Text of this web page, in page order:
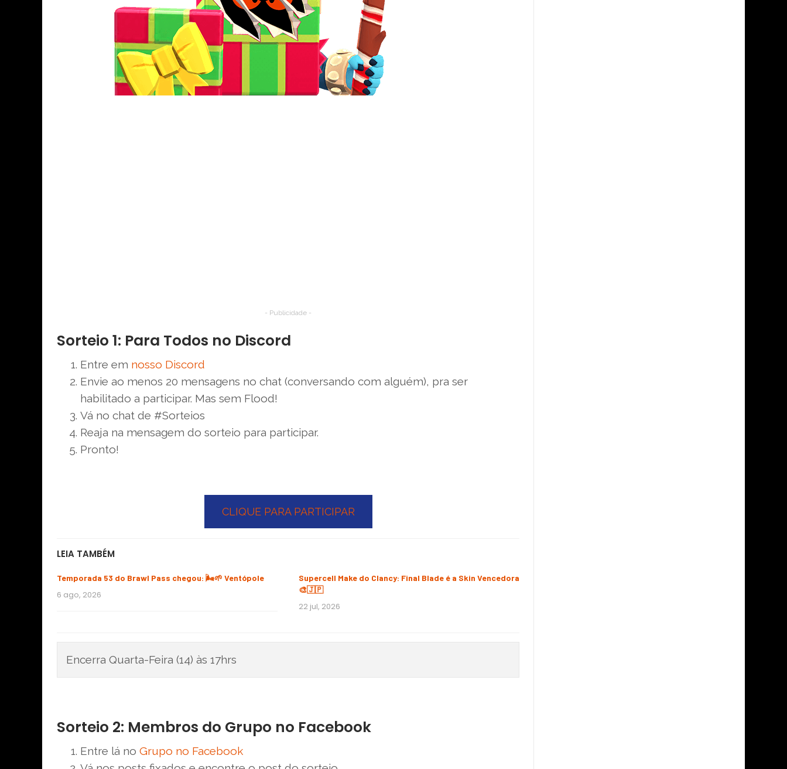
- Publicidade -
Sorteio 1: Para Todos no Discord
Entre em nosso Discord
Envie ao menos 20 mensagens no chat (conversando com alguém), pra ser
habilitado a participar. Mas sem Flood!
Vá no chat de #Sorteios
Reaja na mensagem do sorteio para participar.
Pronto!
CLIQUE PARA PARTICIPAR
LEIA TAMBÉM
Temporada 53 do Brawl Pass chegou: 🌬️🌱 Ventópole
6 ago, 2026
Supercell Make do Clancy: Final Blade é a Skin Vencedora
🎨🇯🇵
22 jul, 2026
Encerra Quarta-Feira (14) às 17hrs
Sorteio 2: Membros do Grupo no Facebook
Entre lá no Grupo no Facebook